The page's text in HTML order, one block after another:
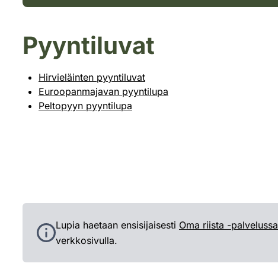
Pyyntiluvat
Hirvieläinten pyyntiluvat
Euroopanmajavan pyyntilupa
Peltopyyn pyyntilupa
Lupia haetaan ensisijaisesti Oma riista -palvelussa
verkkosivulla.